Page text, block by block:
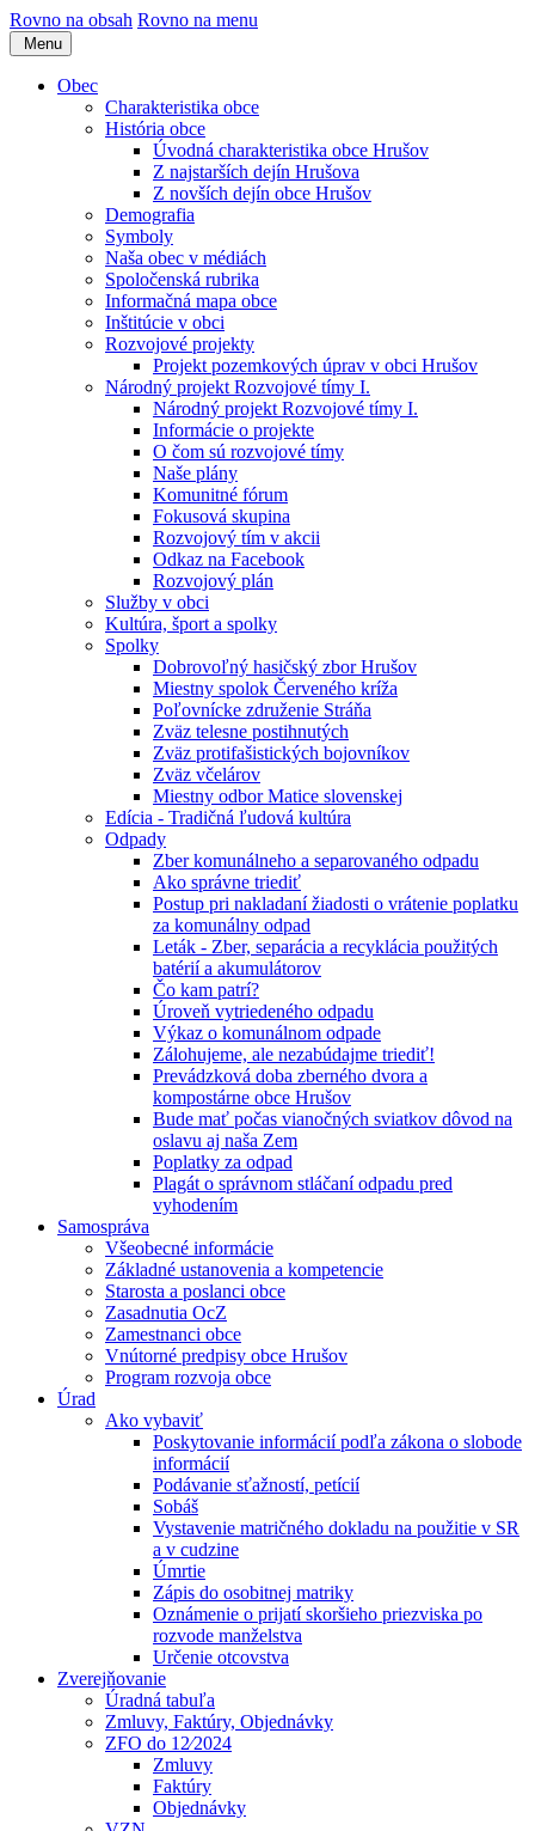
Rovno na obsah Rovno na menu
Menu
Obec
Charakteristika obce
História obce
Úvodná charakteristika obce Hrušov
Z najstarších dejín Hrušova
Z novších dejín obce Hrušov
Demografia
Symboly
Naša obec v médiách
Spoločenská rubrika
Informačná mapa obce
Inštitúcie v obci
Rozvojové projekty
Projekt pozemkových úprav v obci Hrušov
Národný projekt Rozvojové tímy I.
Národný projekt Rozvojové tímy I.
Informácie o projekte
O čom sú rozvojové tímy
Naše plány
Komunitné fórum
Fokusová skupina
Rozvojový tím v akcii
Odkaz na Facebook
Rozvojový plán
Služby v obci
Kultúra, šport a spolky
Spolky
Dobrovoľný hasičský zbor Hrušov
Miestny spolok Červeného kríža
Poľovnícke združenie Stráňa
Zväz telesne postihnutých
Zväz protifašistických bojovníkov
Zväz včelárov
Miestny odbor Matice slovenskej
Edícia - Tradičná ľudová kultúra
Odpady
Zber komunálneho a separovaného odpadu
Ako správne triediť
Postup pri nakladaní žiadosti o vrátenie poplatku
za komunálny odpad
Leták - Zber, separácia a recyklácia použitých
batérií a akumulátorov
Čo kam patrí?
Úroveň vytriedeného odpadu
Výkaz o komunálnom odpade
Zálohujeme, ale nezabúdajme triediť!
Prevádzková doba zberného dvora a
kompostárne obce Hrušov
Bude mať počas vianočných sviatkov dôvod na
oslavu aj naša Zem
Poplatky za odpad
Plagát o správnom stláčaní odpadu pred
vyhodením
Samospráva
Všeobecné informácie
Základné ustanovenia a kompetencie
Starosta a poslanci obce
Zasadnutia OcZ
Zamestnanci obce
Vnútorné predpisy obce Hrušov
Program rozvoja obce
Úrad
Ako vybaviť
Poskytovanie informácií podľa zákona o slobode
informácií
Podávanie sťažností, petícií
Sobáš
Vystavenie matričného dokladu na použitie v SR
a v cudzine
Úmrtie
Zápis do osobitnej matriky
Oznámenie o prijatí skoršieho priezviska po
rozvode manželstva
Určenie otcovstva
Zverejňovanie
Úradná tabuľa
Zmluvy, Faktúry, Objednávky
ZFO do 12⁄2024
Zmluvy
Faktúry
Objednávky